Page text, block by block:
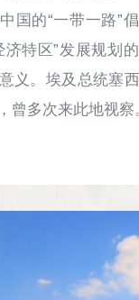
国的“一带一路”
济特区”发展规划
义。埃及总统塞
曾多次来此地视察